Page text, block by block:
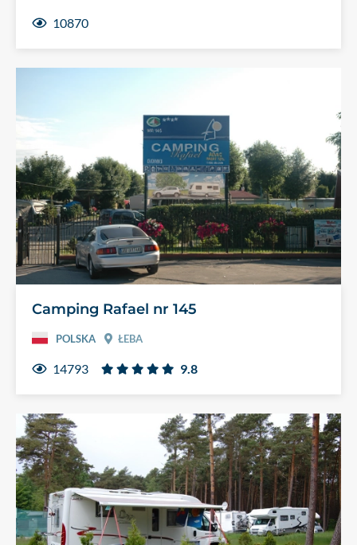
10870
Camping Rafael nr 145
POLSKA ŁEBA
14793 9.8